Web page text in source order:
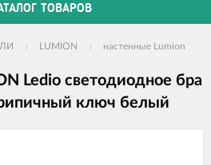
ТОВАРОВ
LUMION настенные Lumion
Ledio светодиодное бра
ключ белый